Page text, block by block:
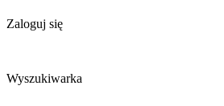
Zaloguj się
Wyszukiwarka